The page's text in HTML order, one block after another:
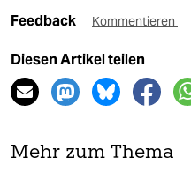
Feedback Kommentieren
Diesen Artikel teilen
Mehr zum Thema